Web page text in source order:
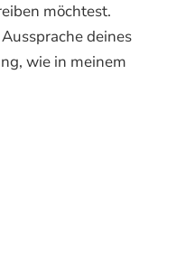
möchtest.
deines
wie in meinem